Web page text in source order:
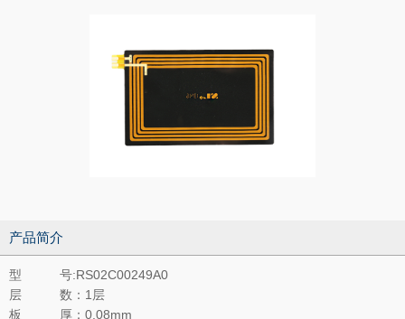
产品简介
型 号:RS02C00249A0
层 数：1层
板 厚：0.08mm